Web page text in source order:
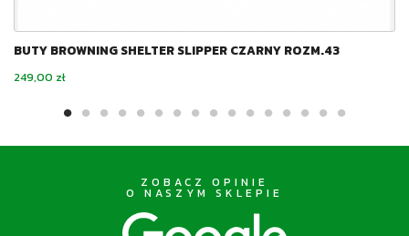
BUTY BROWNING SHELTER SLIPPER CZARNY ROZM.43
Cena
249,00 zł
ZOBACZ OPINIE
O NASZYM SKLEPIE